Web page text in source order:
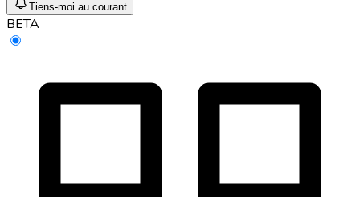
Tiens-moi au courant
BETA